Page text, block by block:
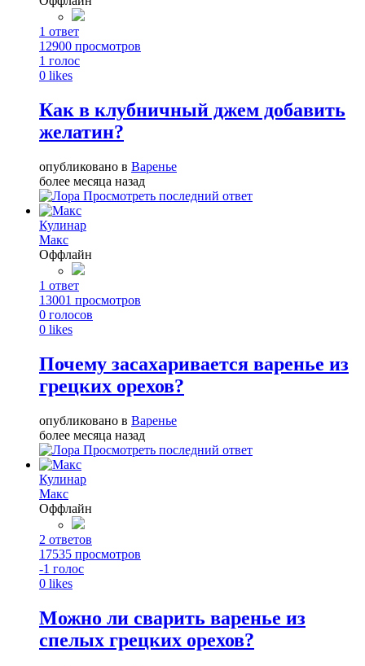
1 ответ
12900 просмотров
1 голос
0 likes
Как в клубничный джем добавить
желатин?
опубликовано в Варенье
более месяца назад
Просмотреть последний ответ
Кулинар
Макс
Оффлайн
1 ответ
13001 просмотров
0 голосов
0 likes
Почему засахаривается варенье из
грецких орехов?
опубликовано в Варенье
более месяца назад
Просмотреть последний ответ
Кулинар
Макс
Оффлайн
2 ответов
17535 просмотров
-1 голос
0 likes
Можно ли сварить варенье из
спелых грецких орехов?